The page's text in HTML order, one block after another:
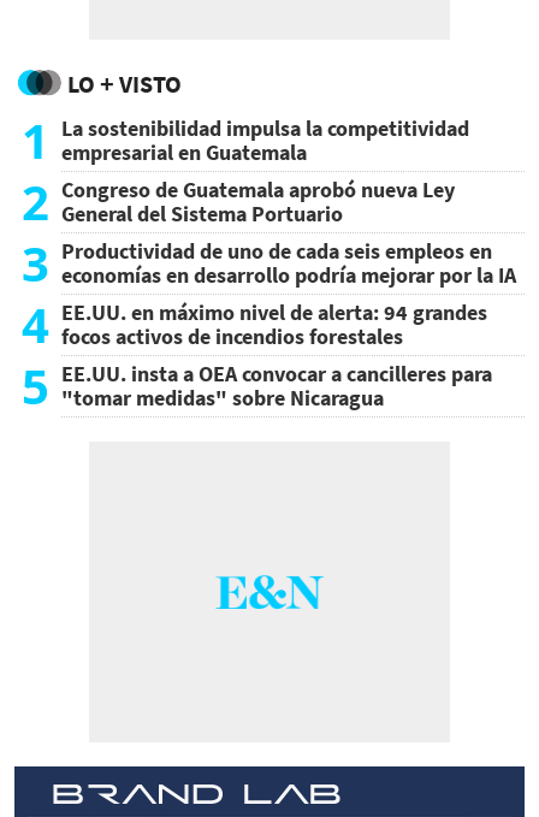
LO + VISTO
1
La sostenibilidad impulsa la competitividad
empresarial en Guatemala
2 Congreso de Guatemala aprobó nueva Ley
General del Sistema Portuario
3 Productividad de uno de cada seis empleos en
economías en desarrollo podría mejorar por la IA
4 EE.UU. en máximo nivel de alerta: 94 grandes
focos activos de incendios forestales
5 EE.UU. insta a OEA convocar a cancilleres para
"tomar medidas" sobre Nicaragua